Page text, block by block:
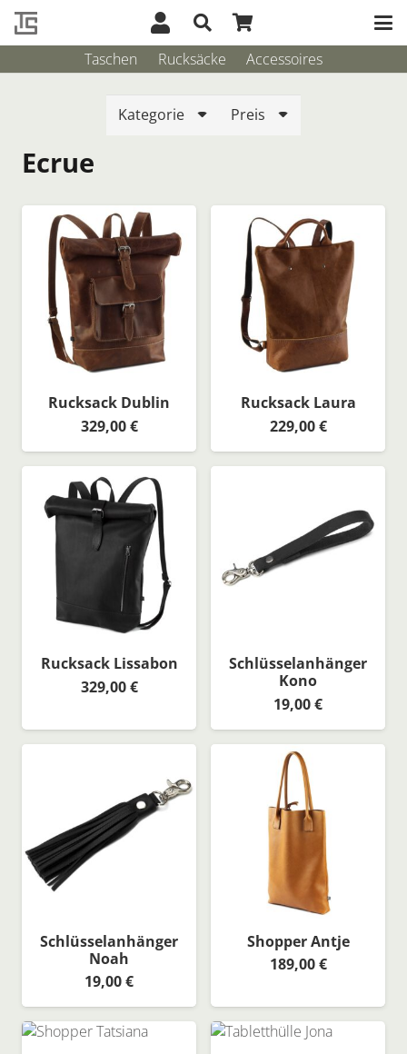
Taschen Rucksäcke Accessoires
Kategorie Preis
Ecrue
Rucksack Dublin
329,00€
Rucksack Laura
229,00€
Rucksack Lissabon
329,00€
Schlüsselanhänger
Kono
19,00€
Schlüsselanhänger
Noah
19,00€
Shopper Antje
189,00€